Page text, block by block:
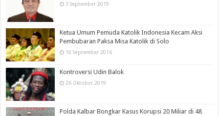
3 September 2019
Ketua Umum Pemuda Katolik Indonesia Kecam Aksi
Pembubaran Paksa Misa Katolik di Solo
10 September 2016
Kontroversi Udin Balok
26 Oktober 2019
Polda Kalbar Bongkar Kasus Korupsi 20 Miliar di 48